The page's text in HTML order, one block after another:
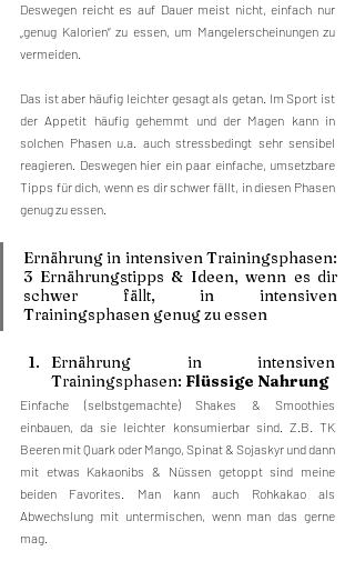
Deswegen reicht es auf Dauer meist nicht, einfach nur
„genug Kalorien“ zu essen, um Mangelerscheinungen zu
vermeiden.
Das ist aber häufig leichter gesagt als getan. Im Sport ist
der Appetit häufig gehemmt und der Magen kann in
solchen Phasen u.a. auch stressbedingt sehr sensibel
reagieren. Deswegen hier ein paar einfache, umsetzbare
Tipps für dich, wenn es dir schwer fällt, in diesen Phasen
genug zu essen.
Ernährung in intensiven Trainingsphasen:
3 Ernährungstipps & Ideen, wenn es dir
schwer fällt, in intensiven
Trainingsphasen genug zu essen
Ernährung in intensiven
Trainingsphasen: Flüssige Nahrung
Einfache (selbstgemachte) Shakes & Smoothies
einbauen, da sie leichter konsumierbar sind. Z.B. TK
Beeren mit Quark oder Mango, Spinat & Sojaskyr und dann
mit etwas Kakaonibs & Nüssen getoppt sind meine
beiden Favorites. Man kann auch Rohkakao als
Abwechslung mit untermischen, wenn man das gerne
mag.